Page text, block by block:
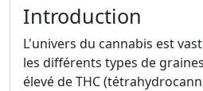
Introduction
L'univers du cannabis est
les différents types de
élevé de THC